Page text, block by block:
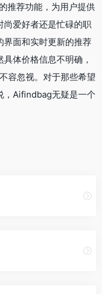
推荐功能，为用户提供
尚爱好者还是忙碌的职
界面和实时更新的推荐
体价格信息不明确，
容忽视。对于那些希望
，Aifindbag无疑是一个